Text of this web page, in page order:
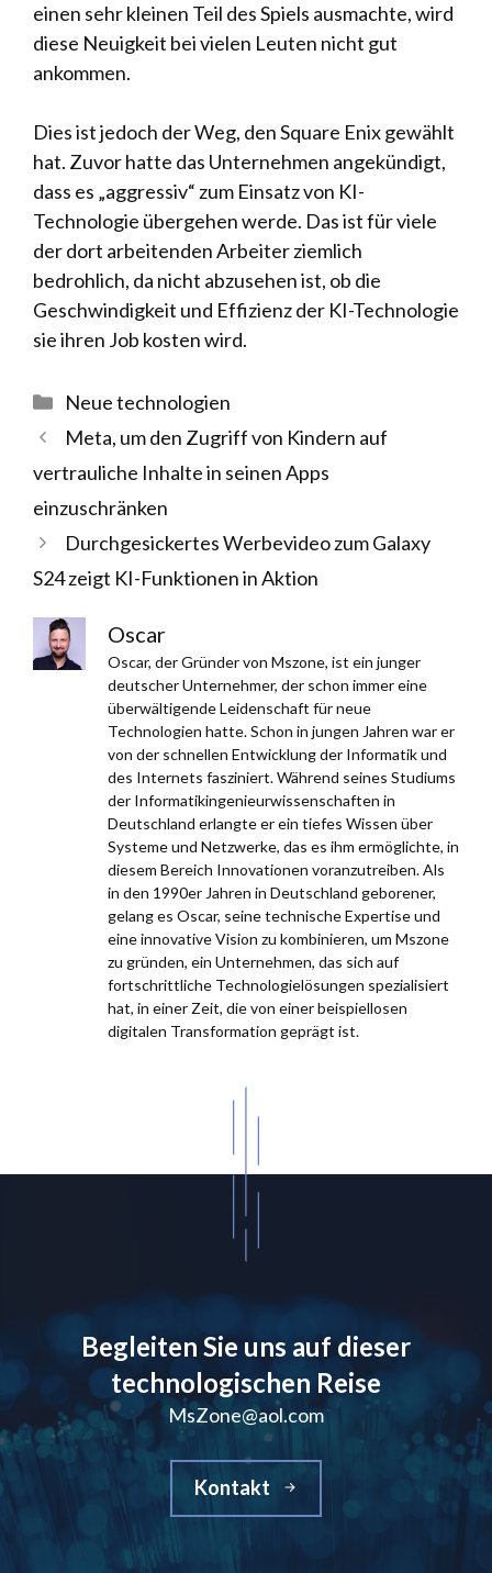
einen sehr kleinen Teil des Spiels ausmachte, wird
diese Neuigkeit bei vielen Leuten nicht gut
ankommen.
Dies ist jedoch der Weg, den Square Enix gewählt
hat. Zuvor hatte das Unternehmen angekündigt,
dass es „aggressiv“ zum Einsatz von KI-
Technologie übergehen werde. Das ist für viele
der dort arbeitenden Arbeiter ziemlich
bedrohlich, da nicht abzusehen ist, ob die
Geschwindigkeit und Effizienz der KI-Technologie
sie ihren Job kosten wird.
Kategorien
Neue technologien
Meta, um den Zugriff von Kindern auf
vertrauliche Inhalte in seinen Apps
einzuschränken
Durchgesickertes Werbevideo zum Galaxy
S24 zeigt KI-Funktionen in Aktion
Oscar
Oscar, der Gründer von Mszone, ist ein junger
deutscher Unternehmer, der schon immer eine
überwältigende Leidenschaft für neue
Technologien hatte. Schon in jungen Jahren war er
von der schnellen Entwicklung der Informatik und
des Internets fasziniert. Während seines Studiums
der Informatikingenieurwissenschaften in
Deutschland erlangte er ein tiefes Wissen über
Systeme und Netzwerke, das es ihm ermöglichte, in
diesem Bereich Innovationen voranzutreiben. Als
in den 1990er Jahren in Deutschland geborener,
gelang es Oscar, seine technische Expertise und
eine innovative Vision zu kombinieren, um Mszone
zu gründen, ein Unternehmen, das sich auf
fortschrittliche Technologielösungen spezialisiert
hat, in einer Zeit, die von einer beispiellosen
digitalen Transformation geprägt ist.
Begleiten Sie uns auf dieser
technologischen Reise
MsZone@aol.com
Kontakt